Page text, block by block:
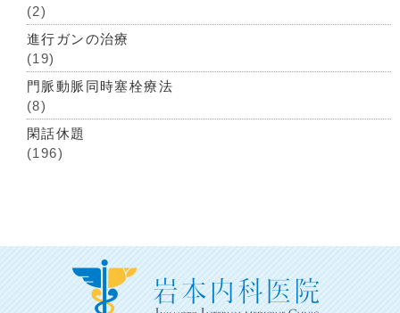
(2)
進行ガンの治療
(19)
門脈動脈同時塞栓療法
(8)
閑話休題
(196)